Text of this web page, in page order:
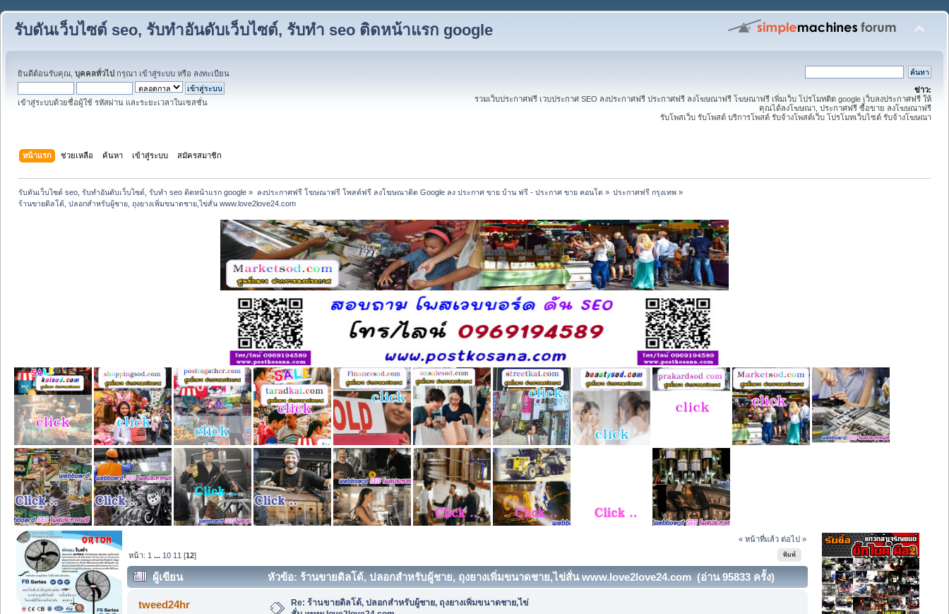
รับดันเว็บไซต์ seo, รับทำอันดับเว็บไซต์, รับทำ seo ติดหน้าแรก google
ยินดีต้อนรับคุณ, บุคคลทั่วไป กรุณา เข้าสู่ระบบ หรือ ลงทะเบียน
เข้าสู่ระบบด้วยชื่อผู้ใช้ รหัสผ่าน และระยะเวลาในเซสชั่น
ข่าว:
รวมเว็บประกาศฟรี เวบประกาศ SEO ลงประกาศฟรี ประกาศฟรี ลงโฆษณาฟรี โฆษณาฟรี เพิ่มเว็บ โปรโมทติด google เว็บลงประกาศฟรี ให้
คุณได้ลงโฆษณา, ประกาศฟรี ซื้อขาย ลงโฆษณาฟรี
รับโพสเว็บ รับโพสต์ บริการโพสต์ รับจ้างโพสต์เว็บ โปรโมทเว็บไซต์ รับจ้างโฆษณา
หน้าแรก ช่วยเหลือ ค้นหา เข้าสู่ระบบ สมัครสมาชิก
รับดันเว็บไซต์ seo, รับทำอันดับเว็บไซต์, รับทำ seo ติดหน้าแรก google » ลงประกาศฟรี โฆษณาฟรี โพสต์ฟรี ลงโฆษณาติด Google ลง ประกาศ ขาย บ้าน ฟรี - ประกาศ ขาย คอนโด » ประกาศฟรี กรุงเทพ»
ร้านขายดิลโด้, ปลอกสําหรับผู้ชาย, ถุงยางเพิ่มขนาดชาย,ไข่สั่น www.love2love24.com
« หน้าที่แล้ว ต่อไป »
พิมพ์
หน้า: 1 ... 10 11 [12]
ผู้เขียน หัวข้อ: ร้านขายดิลโด้, ปลอกสําหรับผู้ชาย, ถุงยางเพิ่มขนาดชาย,ไข่สั่น www.love2love24.com (อ่าน 95833 ครั้ง)
tweed24hr
Re: ร้านขายดิลโด้, ปลอกสําหรับผู้ชาย, ถุงยางเพิ่มขนาดชาย,ไข่